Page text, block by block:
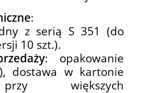
:
z serią S 351 (do
10 szt.).
: opakowanie
dostawa w kartonie
większych